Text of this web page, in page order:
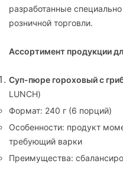
разработанные
розничной торговли.
Ассортимент продукции
Суп-пюре гороховый с
LUNCH)
Формат: 240 г (6 порций)
Особенности: продукт
требующий варки
Преимущества: